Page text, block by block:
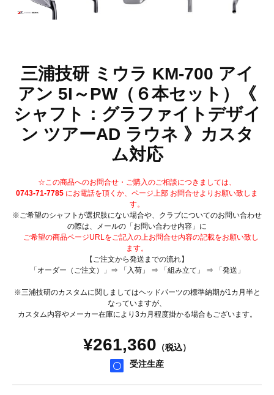
三浦技研 ミウラ KM-700 アイ
アン 5I～PW（６本セット）《
シャフト：グラファイトデザイ
ン ツアーAD ラウネ 》カスタ
ム対応
☆この商品へのお問合せ・ご購入のご相談につきましては、
0743-71-7785 にお電話を頂くか、ページ上部 お問合せよりお願い致しま
す。
※ご希望のシャフトが選択肢にない場合や、クラブについてのお問い合わせ
の際は、メールの「お問い合わせ内容」に
ご希望の商品ページURLをご記入の上お問合せ内容の記載をお願い致し
ます。
【ご注文から発送までの流れ】
「オーダー（ご注文）」⇒ 「入荷」 ⇒ 「組み立て」 ⇒ 「発送」
※三浦技研のカスタムに関しましてはヘッドパーツの標準納期が1カ月半と
なっていますが、
カスタム内容やメーカー在庫により3カ月程度掛かる場合もございます。
¥261,360 （税込）
受注生産